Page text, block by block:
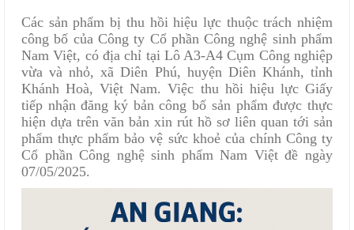
Các sản phẩm bị thu hồi hiệu lực thuộc trách nhiệm
công bố của Công ty Cổ phần Công nghệ sinh phẩm
Nam Việt, có địa chỉ tại Lô A3-A4 Cụm Công nghiệp
vừa và nhỏ, xã Diên Phú, huyện Diên Khánh, tỉnh
Khánh Hoà, Việt Nam. Việc thu hồi hiệu lực Giấy
tiếp nhận đăng ký bản công bố sản phẩm được thực
hiện dựa trên văn bản xin rút hồ sơ liên quan tới sản
phẩm thực phẩm bảo vệ sức khoẻ của chính Công ty
Cổ phần Công nghệ sinh phẩm Nam Việt đề ngày
07/05/2025.